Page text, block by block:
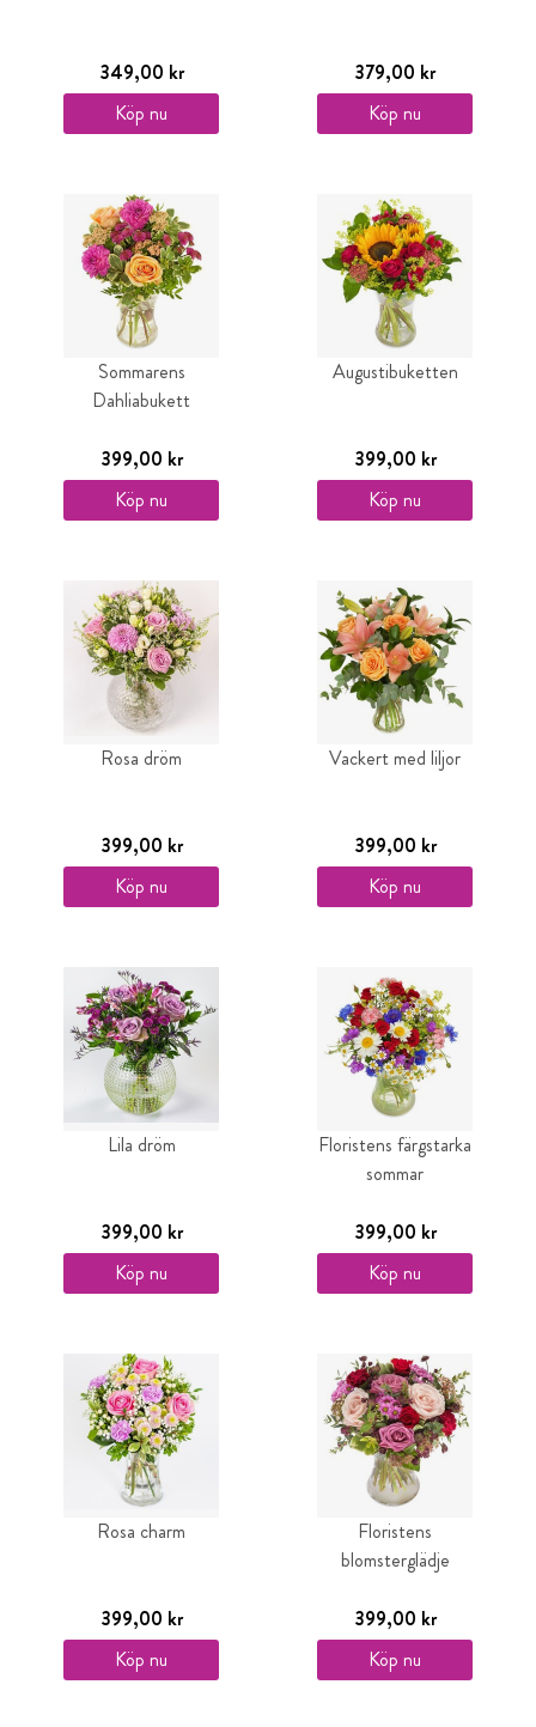
349,00 kr
Köp nu
379,00 kr
Köp nu
Sommarens
Dahliabukett
399,00 kr
Köp nu
Augustibuketten
399,00 kr
Köp nu
Rosa dröm
399,00 kr
Köp nu
Vackert med liljor
399,00 kr
Köp nu
Lila dröm
399,00 kr
Köp nu
Floristens färgstarka
sommar
399,00 kr
Köp nu
Rosa charm
399,00 kr
Köp nu
Floristens
blomsterglädje
399,00 kr
Köp nu